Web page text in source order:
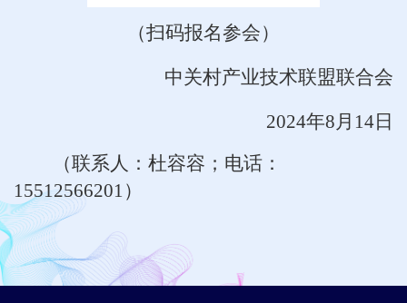
（扫码报名参会）
中关村产业技术联盟联合会
2024年8月14日
（联系人：杜容容；电话：
15512566201）